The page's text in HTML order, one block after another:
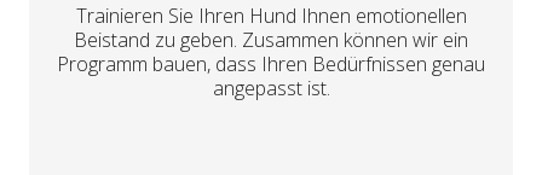
Trainieren Sie Ihren Hund Ihnen emotionellen
Beistand zu geben. Zusammen können wir ein
Programm bauen, dass Ihren Bedürfnissen genau
angepasst ist.